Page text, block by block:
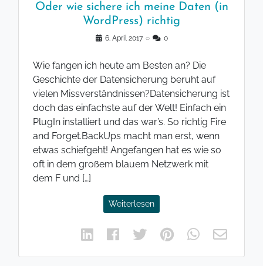
Oder wie sichere ich meine Daten (in
WordPress) richtig
6. April 2017 ◌ 0
Wie fangen ich heute am Besten an? Die
Geschichte der Datensicherung beruht auf
vielen Missverständnissen?Datensicherung ist
doch das einfachste auf der Welt! Einfach ein
PlugIn installiert und das war’s. So richtig Fire
and Forget.BackUps macht man erst, wenn
etwas schiefgeht! Angefangen hat es wie so
oft in dem großem blauem Netzwerk mit
dem F und […]
Weiterlesen